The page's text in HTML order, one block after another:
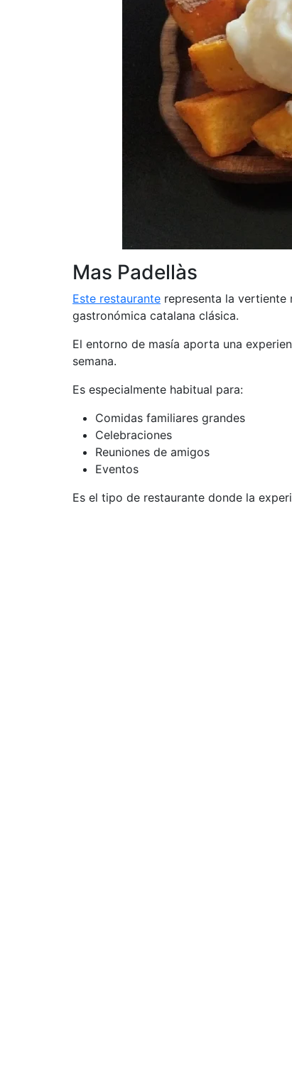
Mas Padellàs
Este restaurante representa la vertiente
gastronómica catalana clásica.
El entorno de masía aporta una
semana.
Es especialmente habitual para:
Comidas familiares grandes
Celebraciones
Reuniones de amigos
Eventos
Es el tipo de restaurante donde la